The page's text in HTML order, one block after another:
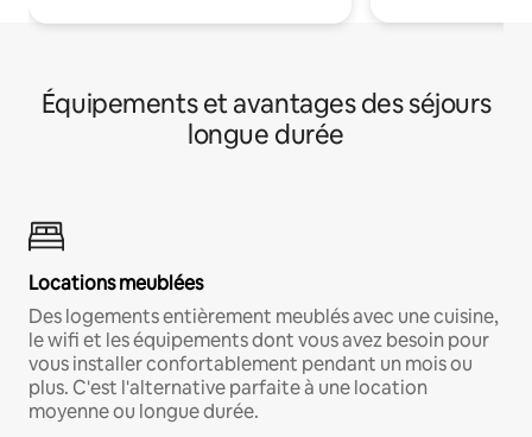
Équipements et avantages des séjours
longue durée
Locations meublées
Des logements entièrement meublés avec une cuisine,
le wifi et les équipements dont vous avez besoin pour
vous installer confortablement pendant un mois ou
plus. C'est l'alternative parfaite à une location
moyenne ou longue durée.